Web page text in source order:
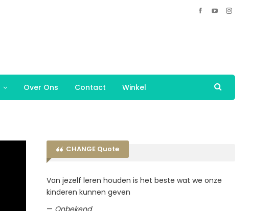
Over Ons Contact Winkel
CHANGE Quote
Van jezelf leren houden is het beste wat we onze
kinderen kunnen geven